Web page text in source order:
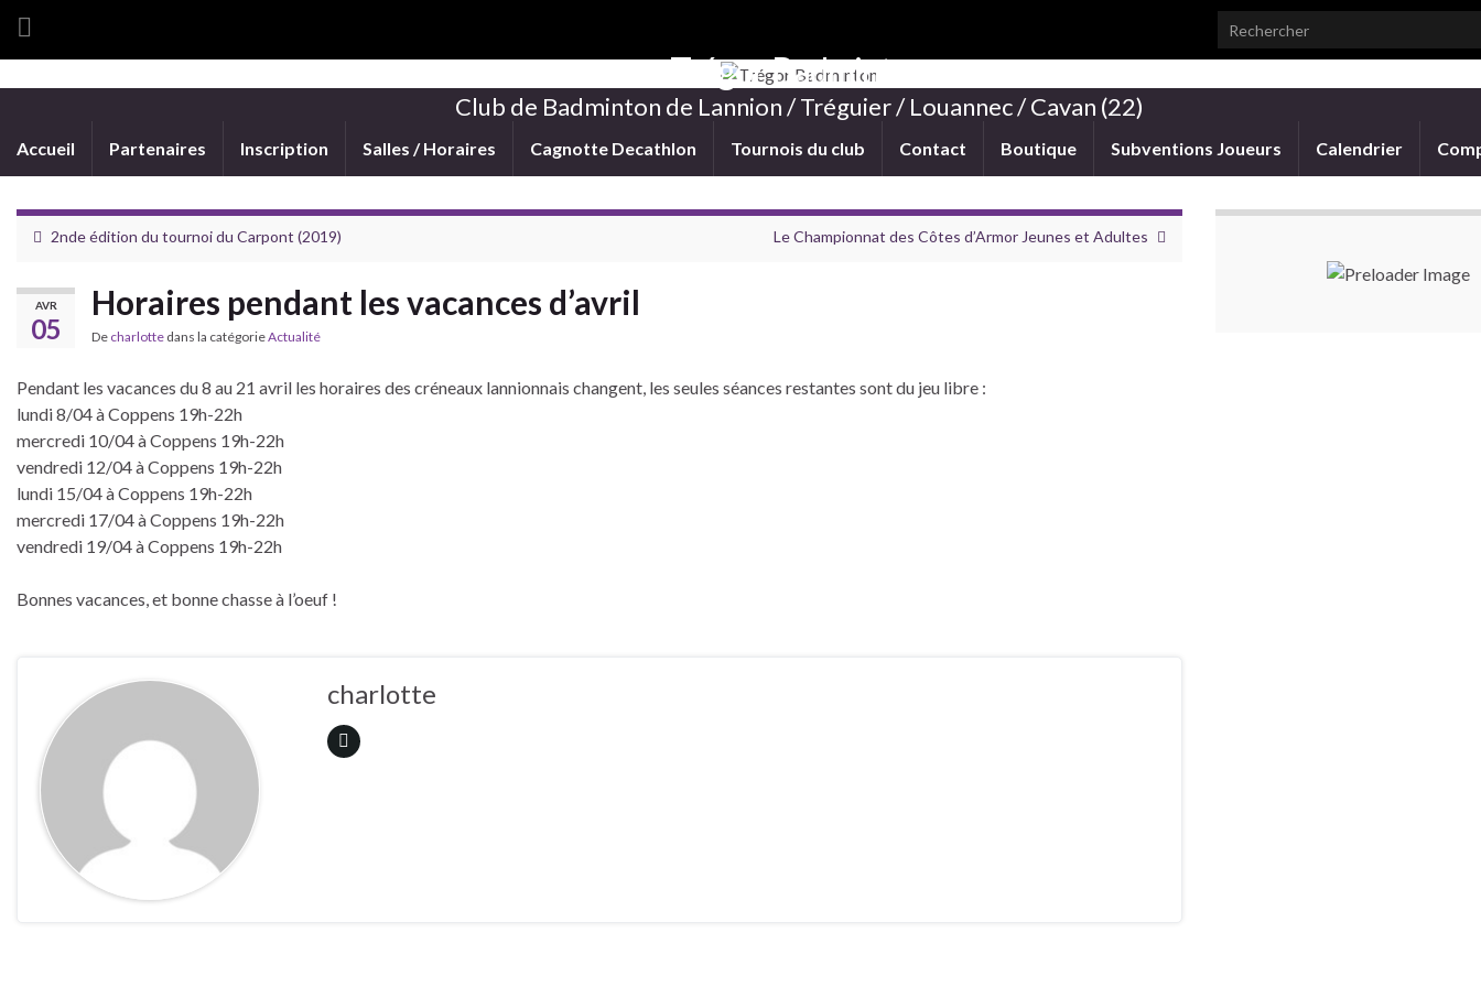
Search for:
Trégor Badminton
Club de Badminton de Lannion / Tréguier / Louannec / Cavan (22)
Accueil Partenaires Inscription Salles / Horaires Cagnotte Decathlon Tournois du club Contact Boutique Subventions Joueurs Calendrier
2nde édition du tournoi du Carpont (2019) Le Championnat des Côtes d’Armor Jeunes et Adultes
AVR
05
Horaires pendant les vacances d’avril
De charlotte dans la catégorieActualité
Pendant les vacances du 8 au 21 avril les horaires des créneaux lannionnais changent, les seules séances restantes sont du jeu libre :
lundi 8/04 à Coppens 19h-22h
mercredi 10/04 à Coppens 19h-22h
vendredi 12/04 à Coppens 19h-22h
lundi 15/04 à Coppens 19h-22h
mercredi 17/04 à Coppens 19h-22h
vendredi 19/04 à Coppens 19h-22h
Bonnes vacances, et bonne chasse à l’oeuf !
charlotte